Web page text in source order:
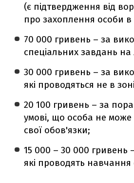
(є підтвердження від
про захоплення особи
70 000 гривень – за
спеціальних завдань на
30 000 гривень – за
які проводяться не в
20 100 гривень – за
умові, що особа не
свої обов'язки;
15 000 – 30 000 гривень
які проводять навчання